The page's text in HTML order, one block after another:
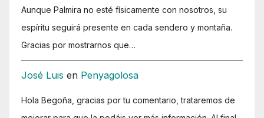
Aunque Palmira no esté físicamente con nosotros, su
espíritu seguirá presente en cada sendero y montaña.
Gracias por mostrarnos que…
José Luis en Penyagolosa
Hola Begoña, gracias por tu comentario, trataremos de